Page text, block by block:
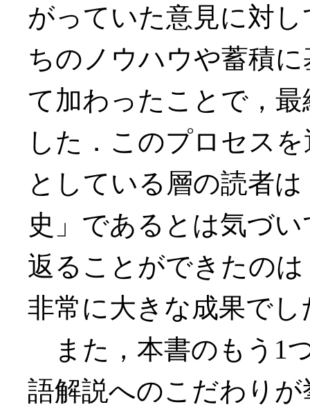
がっていた意見に対
ちのノウハウや蓄積
て加わったことで，
した．このプロセス
としている層の読者
史」であるとは気づ
返ることができたの
非常に大きな成果でし
また，本書のもう1
語解説へのこだわり